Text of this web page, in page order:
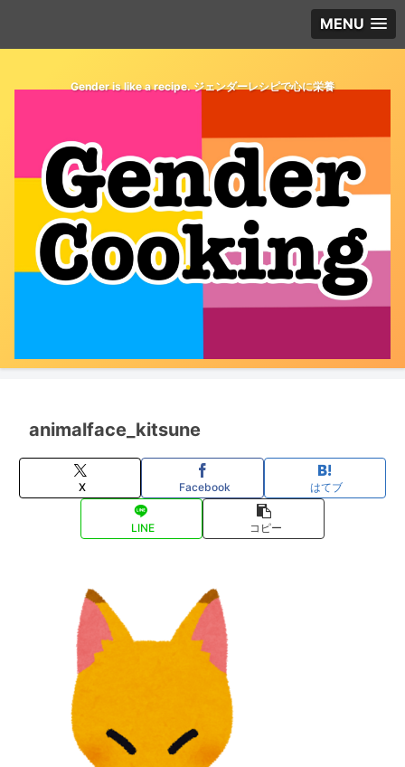
MENU
Gender is like a recipe. ジェンダーレシピで心に栄養
animalface_kitsune
X Facebook はてブ
LINE コピー